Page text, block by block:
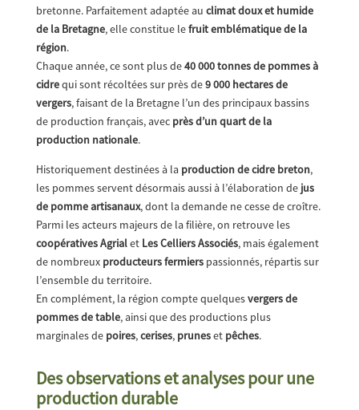
bretonne. Parfaitement adaptée au climat doux et humide
de la Bretagne, elle constitue lefruit emblématique de la
région.
Chaque année, ce sont plus de40 000 tonnes de pommes à
cidrequi sont récoltées sur près de9 000 hectares de
vergers, faisant de la Bretagne l’un des principaux bassins
de production français, avec près d’un quart de la
production nationale.
Historiquement destinées à la production de cidre breton,
les pommes servent désormais aussi à l’élaboration de jus
de pomme artisanaux, dont la demande ne cesse de croître.
Parmi les acteurs majeurs de la filière, on retrouve les
coopératives Agrialet Les Celliers Associés, mais également
de nombreux producteurs fermierspassionnés, répartis sur
l’ensemble du territoire.
En complément, la région compte quelquesvergers de
pommes de table, ainsi que des productions plus
marginales de poires,cerises, pruneset pêches.
Des observations et analyses pour une
production durable